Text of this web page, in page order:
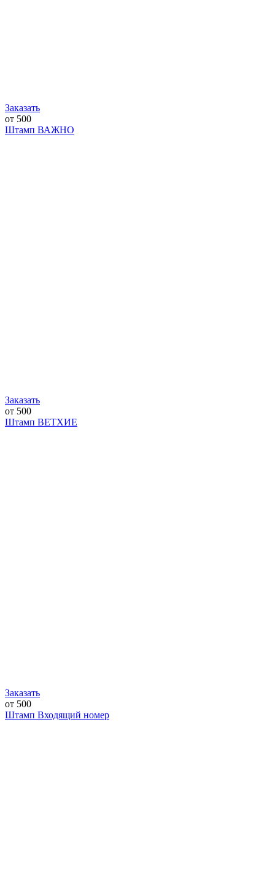
Заказать
от 500
Штамп ВАЖНО
Заказать
от 500
Штамп ВЕТХИЕ
Заказать
от 500
Штамп Входящий номер